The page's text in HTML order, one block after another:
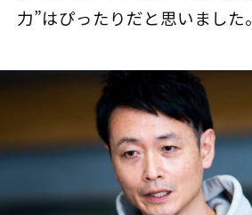
力”はぴったりだと思いました。